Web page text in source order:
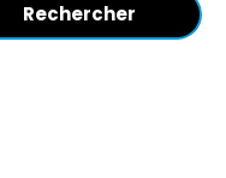
Rechercher